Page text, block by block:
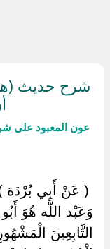
شرح حديث
عون المعبود على
‏( عَنْ أَبِي
وَعَبْد اللَّه هُوَ
التَّابِعِينَ